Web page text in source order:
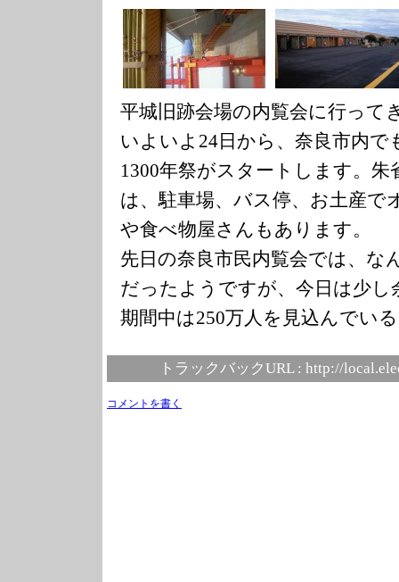
平城旧跡会場の内覧会に行って
いよいよ24日から、奈良市内で
1300年祭がスタートします。朱
は、駐車場、バス停、お土産で
や食べ物屋さんもあります。
先日の奈良市民内覧会では、な
だったようですが、今日は少し
期間中は250万人を見込んでい
トラックバックURL : http://
コメントを書く